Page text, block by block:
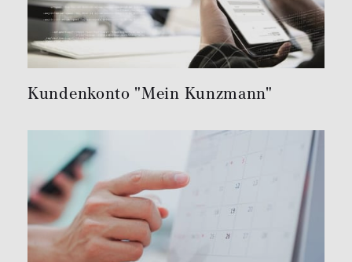
Kundenkonto "Mein Kunzmann"